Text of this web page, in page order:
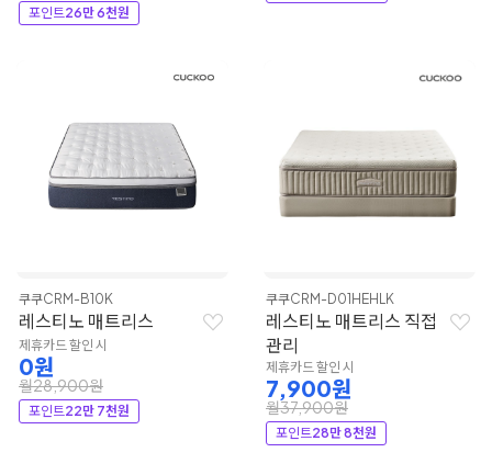
포인트26만 6천원
쿠쿠CRM-B10K
레스티노 매트리스
제휴카드 할인 시
0원
월28,900원
포인트22만 7천원
쿠쿠CRM-D01HEHLK
레스티노 매트리스 직접
관리
제휴카드 할인 시
7,900원
월37,900원
포인트28만 8천원